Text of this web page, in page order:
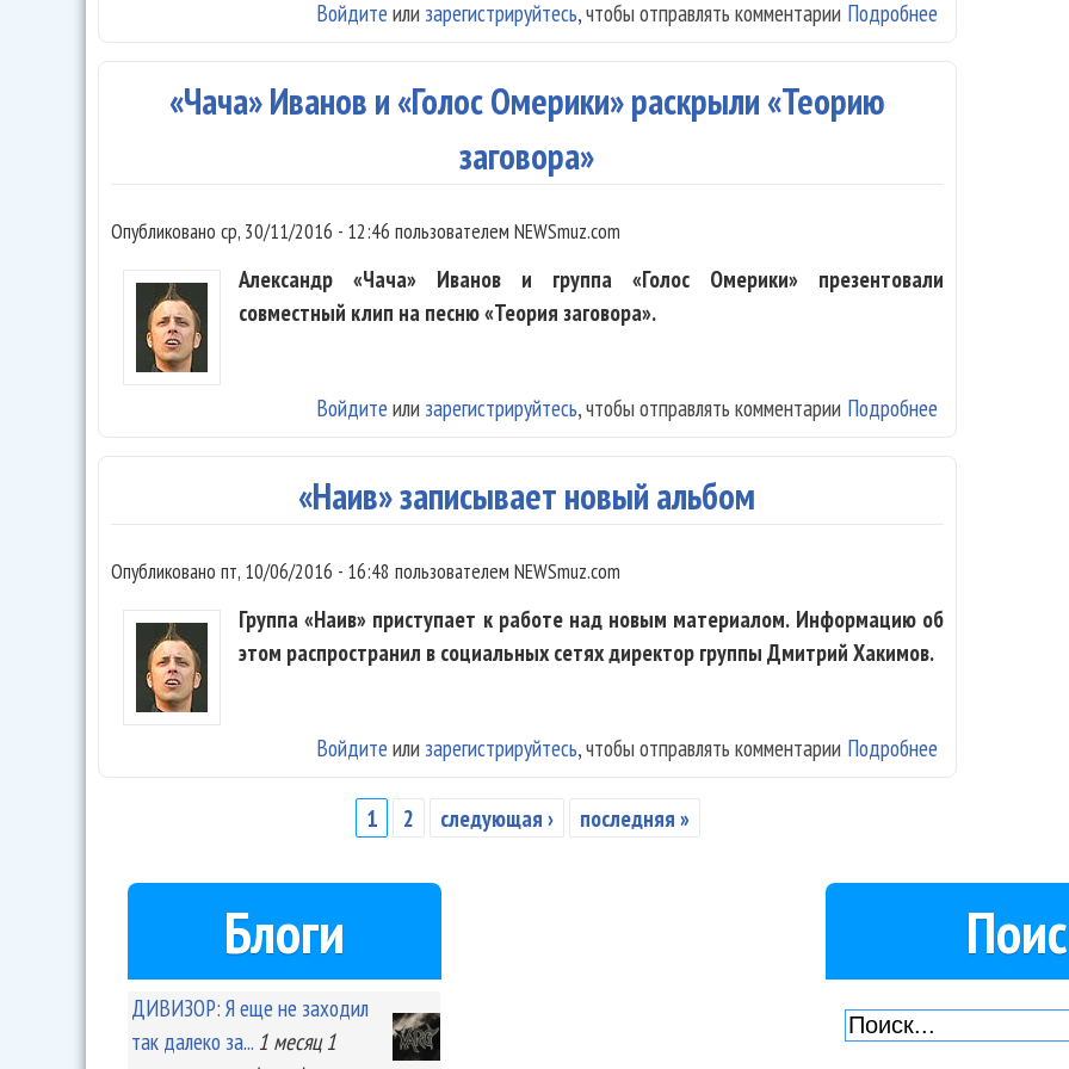
Подробнее
Войдите или зарегистрируйтесь, чтобы отправлять комментарии
«Чача» Иванов и «Голос Омерики» раскрыли «Теорию
заговора»
Опубликовано ср, 30/11/2016 - 12:46 пользователем NEWSmuz.com
Александр «Чача» Иванов и группа «Голос Омерики» презентовали
совместный клип на песню «Теория заговора».
Подробнее
Войдите или зарегистрируйтесь, чтобы отправлять комментарии
«Наив» записывает новый альбом
Опубликовано пт, 10/06/2016 - 16:48 пользователем NEWSmuz.com
Группа «Наив» приступает к работе над новым материалом. Информацию об
этом распространил в социальных сетях директор группы Дмитрий Хакимов.
Подробнее
Войдите или зарегистрируйтесь, чтобы отправлять комментарии
1 2 следующая › последняя »
Блоги
ДИВИЗОР: Я еще не заходил
так далеко за... 1 месяц 1